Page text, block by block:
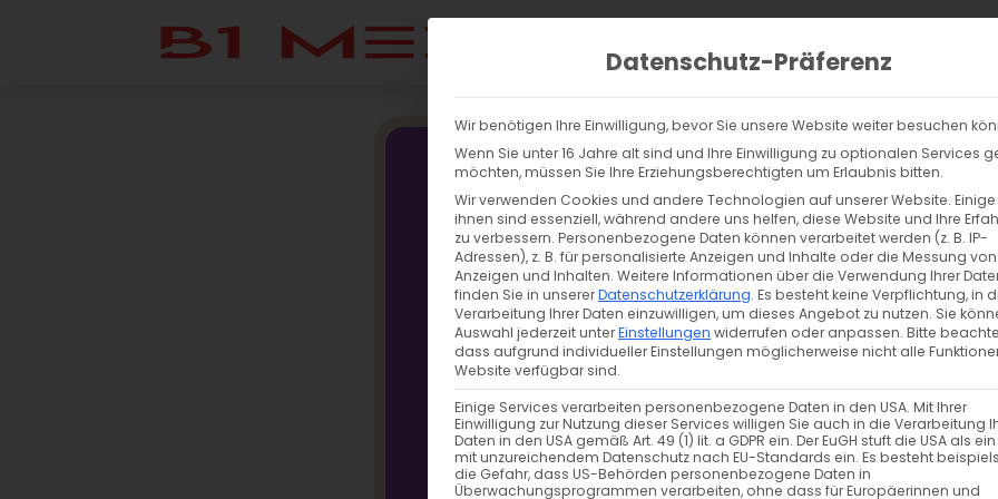
Datenschutz-Präferenz
Wir benötigen Ihre Einwilligung, bevor Sie unsere Website weiter besuchen
Wenn Sie unter 16 Jahre alt sind und Ihre Einwilligung zu optionalen Services
möchten, müssen Sie Ihre Erziehungsberechtigten um Erlaubnis bitten.
Wir verwenden Cookies und andere Technologien auf unserer Website.
ihnen sind essenziell, während andere uns helfen, diese Website und Ihre
zu verbessern. Personenbezogene Daten können verarbeitet werden (z. B. IP-
Adressen), z. B. für personalisierte Anzeigen und Inhalte oder die Messung von
Anzeigen und Inhalten. Weitere Informationen über die Verwendung Ihrer
finden Sie in unsererDatenschutzerklärung. Es besteht keine Verpflichtung, in
Verarbeitung Ihrer Daten einzuwilligen, um dieses Angebot zu nutzen. Sie
Auswahl jederzeit unterEinstellungen widerrufen oder anpassen. Bitte
dass aufgrund individueller Einstellungen möglicherweise nicht alle
Website verfügbar sind.
Einige Services verarbeiten personenbezogene Daten in den USA. Mit Ihrer
Einwilligung zur Nutzung dieser Services willigen Sie auch in die Verarbeitung
Daten in den USA gemäß Art. 49 (1) lit. a GDPR ein. Der EuGH stuft die USA als
mit unzureichendem Datenschutz nach EU-Standards ein. Es besteht
die Gefahr, dass US-Behörden personenbezogene Daten in
Überwachungsprogrammen verarbeiten, ohne dass für Europäerinnen und